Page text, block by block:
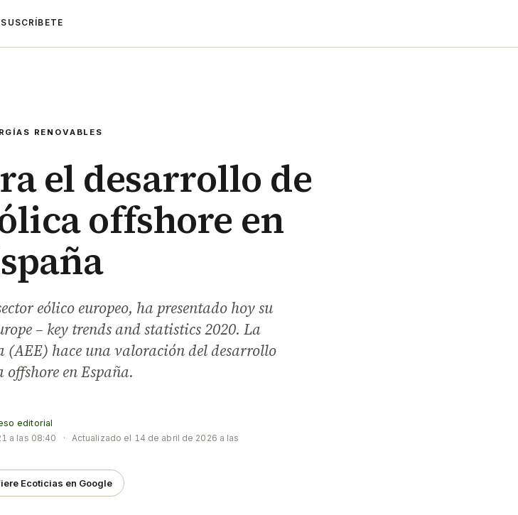
SUSCRÍBETE
RENOVABLES
el desarrollo de
offshore en
eólico europeo, ha presentado hoy su
– key trends and statistics 2020. La
hace una valoración del desarrollo
offshore en España.
editorial
a las 08:40 · Actualizado el 14 de abril de 2026 a las
Ecoticias en Google